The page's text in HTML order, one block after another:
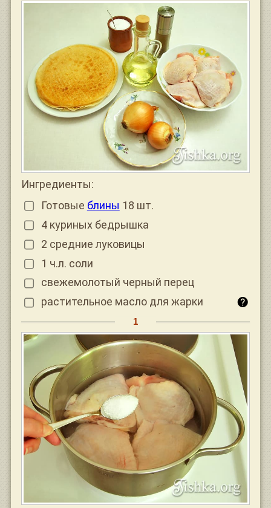
Ингредиенты:
Готовые блины 18 шт.
4 куриных бедрышка
2 средние луковицы
1 ч.л. соли
свежемолотый черный перец
растительное масло для жарки